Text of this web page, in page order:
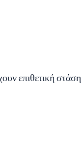
επιθετική στάση